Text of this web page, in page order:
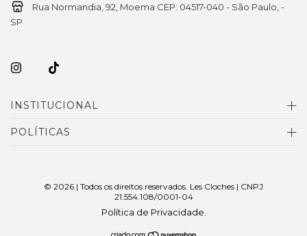
Rua Normandia, 92, Moema CEP: 04517-040 - São Paulo, -
SP
INSTITUCIONAL
POLÍTICAS
© 2026 | Todos os direitos reservados. Les Cloches | CNPJ
21.554.108/0001-04
Política de Privacidade